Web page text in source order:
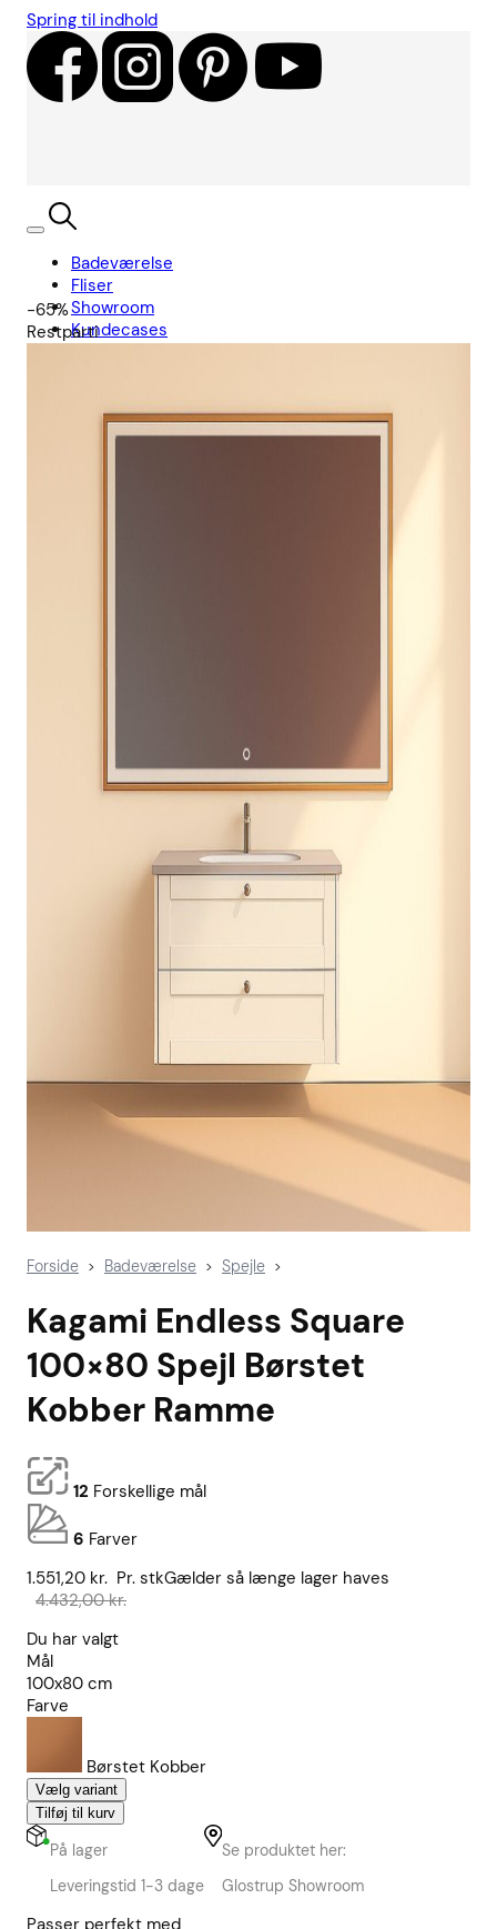
Spring til indhold
Badeværelse
Fliser
Showroom
Kundecases
-65%
Restparti
Forside > Badeværelse > Spejle >
Kagami Endless Square
100×80 Spejl Børstet
Kobber Ramme
12 Forskellige mål
6 Farver
4.432,00kr.
Den
oprindelige
var:
4.432,00 kr..
1.551,20 kr.
Den
aktuelle
er:
1.551,20 kr..
Pr. stkGælder så længe lager haves
Du har valgt
Mål
100x80 cm
Farve
Børstet Kobber
Vælg variant
Tilføj til kurv
På lager
Leveringstid 1-3 dage
Se produktet her:
Glostrup Showroom